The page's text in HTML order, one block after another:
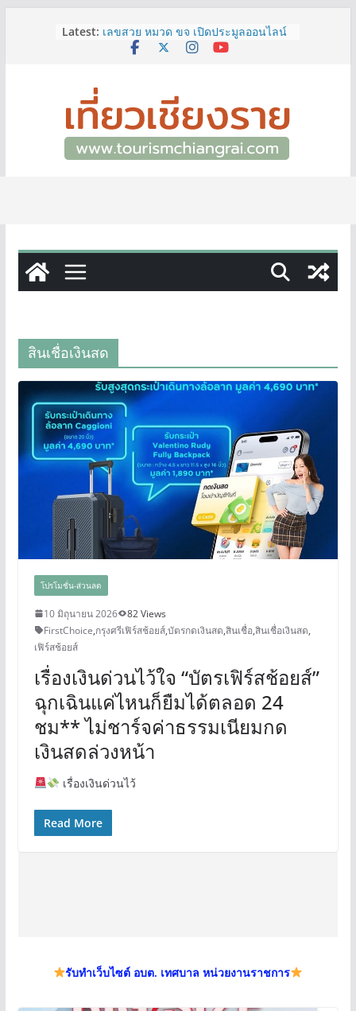
Latest: เชียงรายหน้าฝน ให้ชุ่มฉ่ำหัวใจไปกับ
“Feel All the Feelings” เที่ยวให้สนุก
เลขสวย หมวด ขจ เปิดประมูลออนไลน์
แล้ววันนี้ เลขเด่น เลขมงคล ความหมาย
ดีมีให้เลือกหลากหลายทั้ง 301 หมายเลข
3 พิกัด ที่เที่ยวชมงานเทศกาลโล้ชิงช้า
จ.เชียงราย ที่ไม่ควรพลาด!
ศิลปะมีชีวิต หนุนเศรษฐกิจสร้างสรรค์
สินเชื่อเงินสด
โปรโมชั่น-ส่วนลด
10 มิถุนายน 2026
82 Views
FirstChoice,กรุงศรีเฟิร์สช้อยส์,บัตรกดเงินสด,สินเชื่อ,สินเชื่อเงินสด,
เฟิร์สช้อยส์
เรื่องเงินด่วนไว้ใจ “บัตรเฟิร์สช้อยส์”
ฉุกเฉินแค่ไหนก็ยืมได้ตลอด 24
ชม** ไม่ชาร์จค่าธรรมเนียมกด
เงินสดล่วงหน้า
เรื่องเงินด่วนไว้
Read More
รับทำเว็บไซต์ อบต. เทศบาล หน่วยงานราชการ